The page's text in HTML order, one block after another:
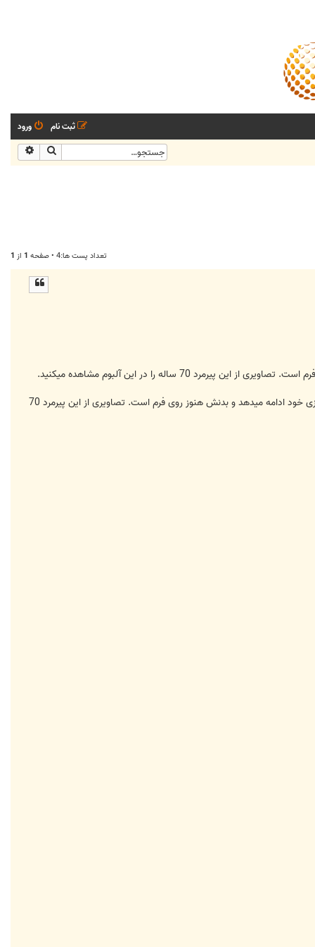
ورود
ثبت نام
جستجو
تعداد پست ها:4 • صفحه 1 از 1
برایانت این ورزشکار و بدنساز 70 ساله است که با وجود سن بالا به ورزش بدنسازی خود ادامه میدهد و بدنش هنوز روی فرم است. تصاویری از این پیرمرد 70